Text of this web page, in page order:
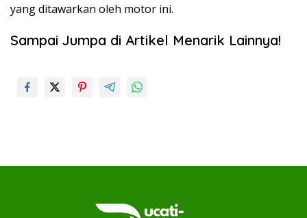
yang ditawarkan oleh motor ini.
Sampai Jumpa di Artikel Menarik Lainnya!